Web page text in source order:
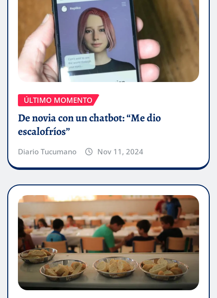
ÚLTIMO MOMENTO
De novia con un chatbot: “Me dio
escalofríos”
Diario Tucumano Nov 11, 2024